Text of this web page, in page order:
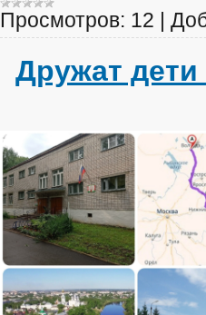
Просмотров: 12
Дружат